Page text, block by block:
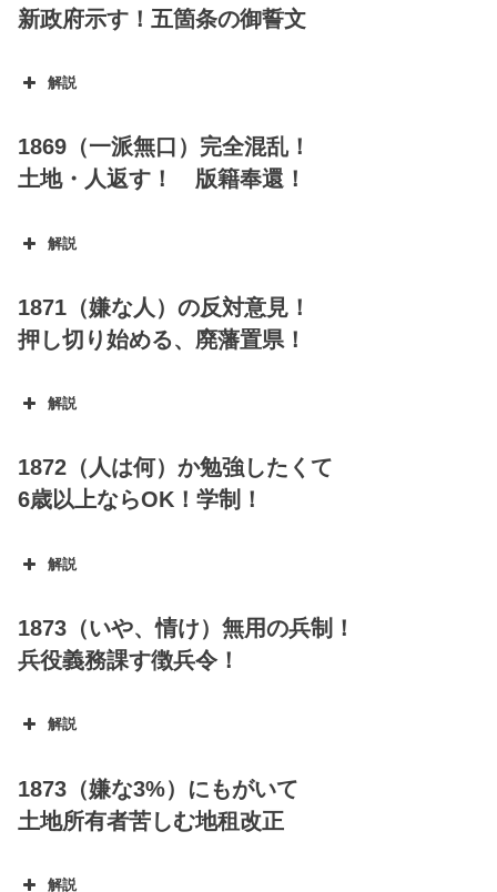
新政府示す！五箇条の御誓文
解説
五榜の提示（ごぼうのてい
1869（一派無口）完全混乱！
土地・人返す！ 版籍奉還！
解説
1871（嫌な人）の反対意見！
押し切り始める、廃藩置県！
解説
1872（人は何）か勉強したくて
6歳以上ならOK！学制！
解説
1873（いや、情け）無用の兵制！
兵役義務課す徴兵令！
解説
1873（嫌な3%）にもがいて
土地所有者苦しむ地租改正
解説